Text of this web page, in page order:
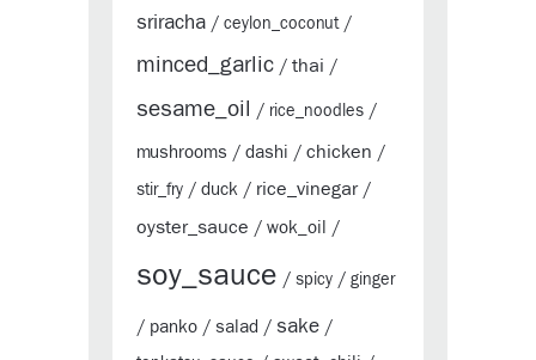
sriracha / ceylon_coconut /
minced_garlic / thai /
sesame_oil / rice_noodles /
mushrooms / dashi / chicken /
stir_fry / duck / rice_vinegar/
oyster_sauce / wok_oil /
soy_sauce / spicy / ginger
/ panko / salad / sake /